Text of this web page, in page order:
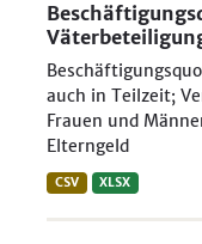
auch in Teilzeit;
Frauen und
Elterngeld
CSV XLSX